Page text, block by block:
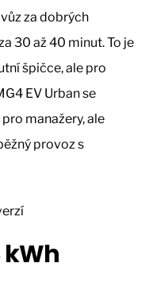
za dobrých
30 až 40 minut. To je
špičce, ale pro
EV Urban se
manažery, ale
provoz s
kWh